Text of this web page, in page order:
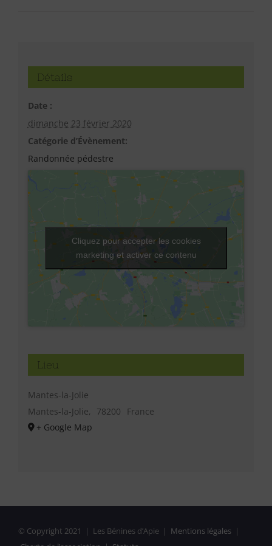
Détails
Date :
dimanche 23 février 2020
Catégorie d’Évènement:
Randonnée pédestre
Lieu
Mantes-la-Jolie
Mantes-la-Jolie, 78200
France
+ Google Map
Cliquez pour accepter les cookies
marketing et activer ce contenu
© Copyright 2021 | Les Bénines d’Apie | Mentions légales|